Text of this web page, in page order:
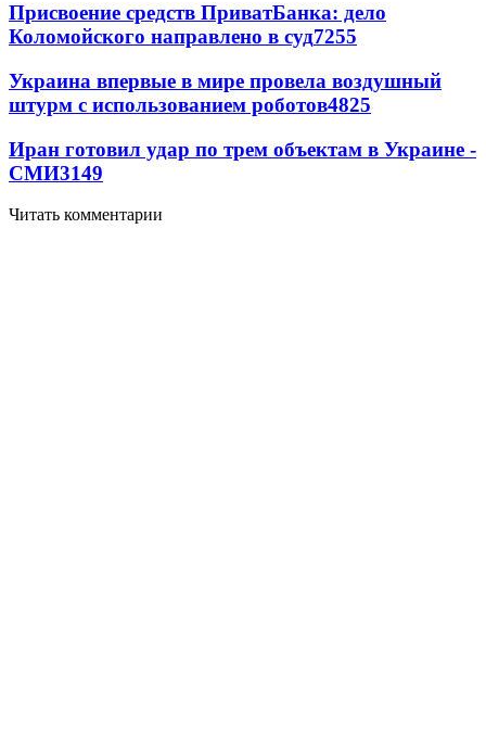
Присвоение средств ПриватБанка: дело
Коломойского направлено в суд7255
Украина впервые в мире провела воздушный
штурм с использованием роботов4825
Иран готовил удар по трем объектам в Украине -
СМИ3149
Читать комментарии